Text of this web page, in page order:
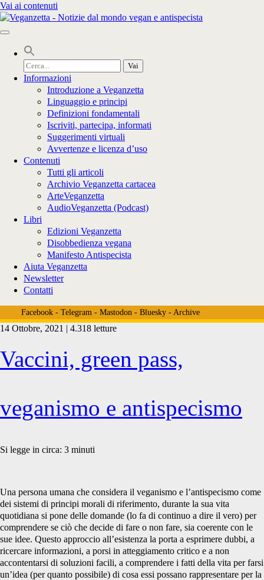
Vai ai contenuti
Cerca
per:
Informazioni
Introduzione a Veganzetta
Linguaggio e principi
Definizioni fondamentali
Iscriviti, partecipa, informati
Suggerimenti virtuali
Avvertenze e licenza d’uso
Contenuti
Tutti gli articoli
Archivio Veganzetta cartacea
ArteVeganzetta
AudioVeganzetta (Podcast)
Libri
Edizioni Veganzetta
Disobbedienza vegana
Manifesto Antispecista
Aiuta Veganzetta
Newsletter
Contatti
Facebook- Telegram- Mastodon- Bluesky- Archive
Tag:
<span>covid
e
veganismo</span>
14 Ottobre, 2021 | 4.318 letture
Vaccini, green pass,
veganismo e antispecismo
Si legge in circa: 3 minuti
Una persona umana che considera il veganismo e l’antispecismo come
dei sistemi di principi morali di riferimento, durante la sua vita
quotidiana si pone delle domande (lo fa di continuo a dire il vero) per
comprendere se ciò che decide di fare o non fare, sia coerente con le
sue idee. Questo approccio all’esistenza la porta a esprimere dubbi, a
ricercare informazioni, a porsi in atteggiamento critico e a non
accontentarsi di soluzioni facili, a comprendere i fatti della vita per farsi
un’idea (per quanto possibile) di cosa essi possano rappresentare per la